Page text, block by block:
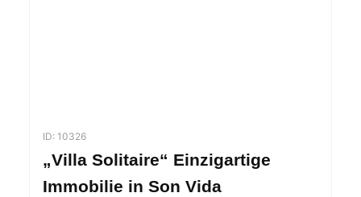
ID: 10326
„Villa Solitaire“ Einzigartige
Immobilie in Son Vida